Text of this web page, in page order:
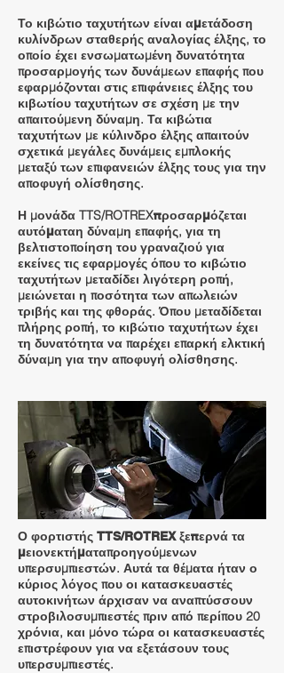
Το κιβώτιο ταχυτήτων είναι αμετάδοση
κυλίνδρων σταθερής αναλογίας έλξης, το
οποίο έχει ενσωματωμένη δυνατότητα
προσαρμογής των δυνάμεων επαφής που
εφαρμόζονται στις επιφάνειες έλξης του
κιβωτίου ταχυτήτων σε σχέση με την
απαιτούμενη δύναμη. Τα κιβώτια
ταχυτήτων με κύλινδρο έλξης απαιτούν
σχετικά μεγάλες δυνάμεις εμπλοκής
μεταξύ των επιφανειών έλξης τους για την
αποφυγή ολίσθησης.
Η μονάδα TTS/ROTREXπροσαρμόζεται
αυτόματαη δύναμη επαφής, για τη
βελτιστοποίηση του γραναζιού για
εκείνες τις εφαρμογές όπου το κιβώτιο
ταχυτήτων μεταδίδει λιγότερη ροπή,
μειώνεται η ποσότητα των απωλειών
τριβής και της φθοράς. Όπου μεταδίδεται
πλήρης ροπή, το κιβώτιο ταχυτήτων έχει
τη δυνατότητα να παρέχει επαρκή ελκτική
δύναμη για την αποφυγή ολίσθησης.
Ο φορτιστής TTS/ROTREX ξεπερνά τα
μειονεκτήματαπροηγούμενων
υπερσυμπιεστών. Αυτά τα θέματα ήταν ο
κύριος λόγος που οι κατασκευαστές
αυτοκινήτων άρχισαν να αναπτύσσουν
στροβιλοσυμπιεστές πριν από περίπου 20
χρόνια, και μόνο τώρα οι κατασκευαστές
επιστρέφουν για να εξετάσουν τους
υπερσυμπιεστές.